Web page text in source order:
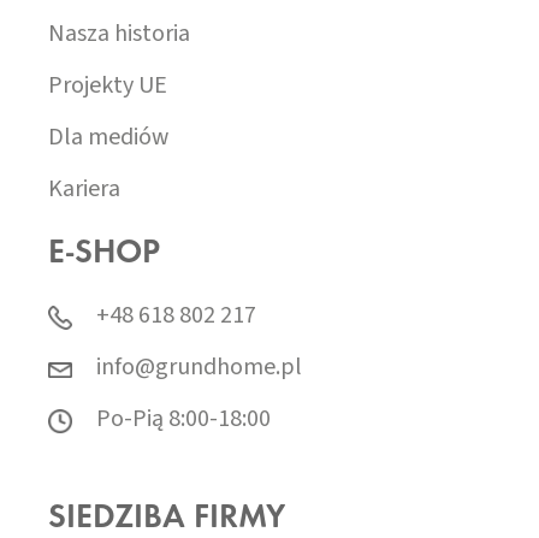
Nasza historia
Projekty UE
Dla mediów
Kariera
E-SHOP
+48 618 802 217
info@grundhome.pl
Po-Pią 8:00-18:00
SIEDZIBA FIRMY